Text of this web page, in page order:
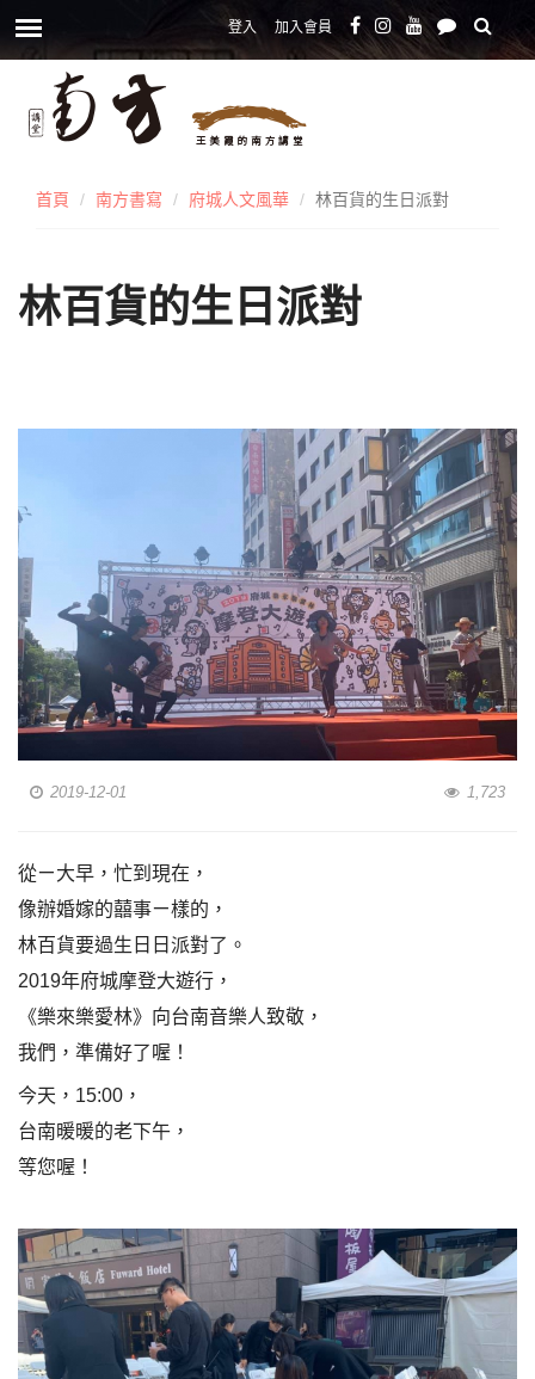
登入 加入會員
首頁 南方書寫 府城人文風華 林百貨的生日派對
林百貨的生日派對
2019-12-01 1,723
從ㄧ大早，忙到現在，
像辦婚嫁的囍事ㄧ樣的，
林百貨要過生日日派對了。
2019年府城摩登大遊行，
《樂來樂愛林》向台南音樂人致敬，
我們，準備好了喔！
今天，15:00，
台南暖暖的老下午，
等您喔！